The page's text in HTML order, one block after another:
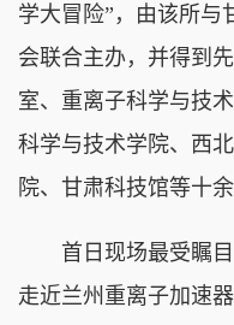
学大冒险”，由该所与
会联合主办，并得到
室、重离子科学与技
科学与技术学院、西
院、甘肃科技馆等十
首日现场最受瞩目
走近兰州重离子加速